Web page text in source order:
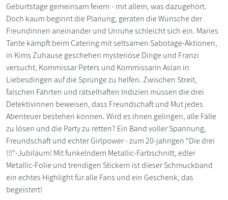
Geburtstage gemeinsam feiern - mit allem, was dazugehört.
Doch kaum beginnt die Planung, geraten die Wünsche der
Freundinnen aneinander und Unruhe schleicht sich ein. Maries
Tante kämpft beim Catering mit seltsamen Sabotage-Aktionen,
in Kims Zuhause geschehen mysteriöse Dinge und Franzi
versucht, Kommissar Peters und Kommissarin Aslan in
Liebesdingen auf die Sprünge zu helfen. Zwischen Streit,
falschen Fährten und rätselhaften Indizien müssen die drei
Detektivinnen beweisen, dass Freundschaft und Mut jedes
Abenteuer bestehen können. Wird es ihnen gelingen, alle Fälle
zu lösen und die Party zu retten? Ein Band voller Spannung,
Freundschaft und echter Girlpower - zum 20-jährigen "Die drei
!!!"-Jubiläum! Mit funkelndem Metallic-Farbschnitt, edler
Metallic-Folie und trendigen Stickern ist dieser Schmuckband
ein echtes Highlight für alle Fans und ein Geschenk, das
begeistert!